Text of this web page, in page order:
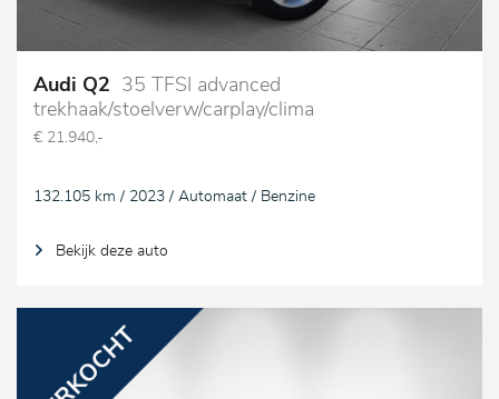
Audi Q2
35 TFSI advanced
trekhaak/stoelverw/carplay/clima
€ 21.940,-
132.105 km / 2023 / Automaat / Benzine
Bekijk deze auto